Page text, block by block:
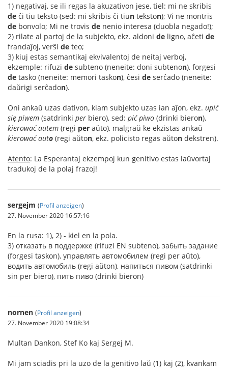
1) negativaj, se ili regas la akuzativon jese, tiel: mi ne skribis
de ĉi tiu teksto (sed: mi skribis ĉi tiun tekston); Vi ne montris
de bonvolo; Mi ne trovis de nenio interesa (duobla negado!);
2) rilate al partoj de la subjekto, ekz. aldoni de ligno, aĉeti de
frandaĵoj, verŝi de teo;
3) kiuj estas semantikaj ekvivalentoj de neitaj verboj,
ekzemple: rifuzi de subteno (neneite: doni subtenon), forgesi
de tasko (neneite: memori taskon), ĉesi de serĉado (neneite:
daŭrigi serĉadon).
Oni ankaŭ uzas dativon, kiam subjekto uzas ian aĵon, ekz. upić
się piwem (satdrinki per biero), sed: pić piwo (drinki bieron),
kierować autem (regi per aŭto), malgraŭ ke ekzistas ankaŭ
kierować auto (regi aŭton, ekz. policisto regas aŭton dekstren).
Atento: La Esperantaj ekzempoj kun genitivo estas laŭvortaj
tradukoj de la polaj frazoj!
sergejm (Profil anzeigen)
27. November 2020 16:57:16
En la rusa: 1), 2) - kiel en la pola.
3) отказать в поддержке (rifuzi EN subteno), забыть задание
(forgesi taskon), управлять автомобилем (regi per aŭto),
водить автомобиль (regi aŭton), напиться пивом (satdrinki
sin per biero), пить пиво (drinki bieron)
nornen (Profil anzeigen)
27. November 2020 19:08:34
Multan Dankon, Stef Ko kaj Sergej M.
Mi jam sciadis pri la uzo de la genitivo laŭ (1) kaj (2), kvankam